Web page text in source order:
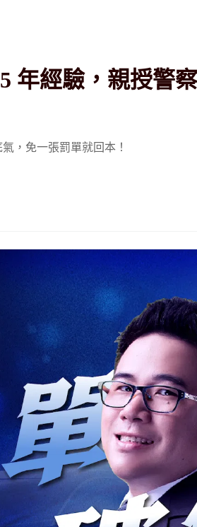
年經驗，親授警
，免一張罰單就回本！